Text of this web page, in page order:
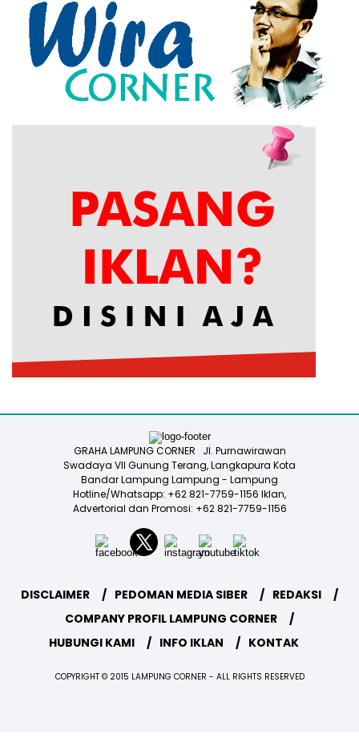
GRAHA LAMPUNG CORNER Jl. Purnawirawan
Swadaya VII Gunung Terang, Langkapura Kota
Bandar Lampung Lampung - Lampung
Hotline/Whatsapp: +62 821-7759-1156 Iklan,
Advertorial dan Promosi: +62 821-7759-1156
DISCLAIMER PEDOMAN MEDIA SIBER
REDAKSI
COMPANY PROFIL LAMPUNG CORNER
HUBUNGI KAMI
INFO IKLAN KONTAK
COPYRIGHT © 2015 LAMPUNG CORNER - ALL RIGHTS RESERVED